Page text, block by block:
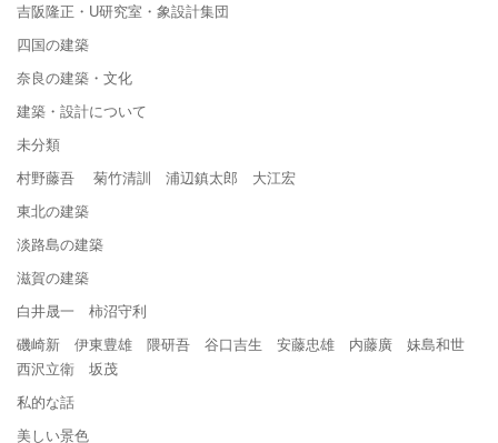
吉阪隆正・U研究室・象設計集団
四国の建築
奈良の建築・文化
建築・設計について
未分類
村野藤吾 菊竹清訓 浦辺鎮太郎 大江宏
東北の建築
淡路島の建築
滋賀の建築
白井晟一 柿沼守利
磯崎新 伊東豊雄 隈研吾 谷口吉生 安藤忠雄 内藤廣 妹島和世
西沢立衛 坂茂
私的な話
美しい景色